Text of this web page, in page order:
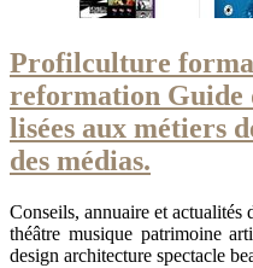
Profil­cul­tu­re
reformation Guide
lisées aux métiers
des médias.
Conseils, annuaire et actualités
théâtre musique patrimoine
design architecture spectacle